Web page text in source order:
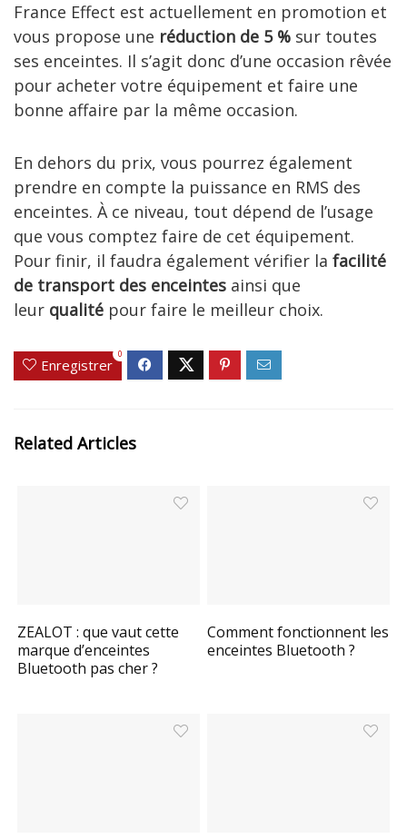
France Effect est actuellement en promotion et
vous propose une réduction de 5 % sur toutes
ses enceintes. Il s’agit donc d’une occasion rêvée
pour acheter votre équipement et faire une
bonne affaire par la même occasion.
En dehors du prix, vous pourrez également
prendre en compte la puissance en RMS des
enceintes. À ce niveau, tout dépend de l’usage
que vous comptez faire de cet équipement.
Pour finir, il faudra également vérifier la facilité
de transport des enceintes ainsi que
leur qualité pour faire le meilleur choix.
Enregistrer
0
Related Articles
ZEALOT : que vaut cette
marque d’enceintes
Bluetooth pas cher ?
Comment fonctionnent les
enceintes Bluetooth ?